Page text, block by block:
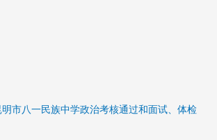
市八一民族中学政治考核通过和面试、体检